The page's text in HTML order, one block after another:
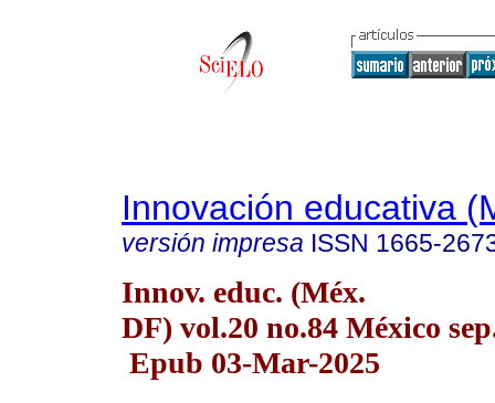
Innovación educativa
versión impresa ISSN 1665-
Innov. educ. (Méx.
DF) vol.20 no.84 México
Epub 03-Mar-2025